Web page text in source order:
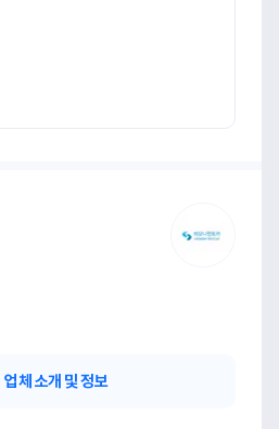
업체 소개 및 정보